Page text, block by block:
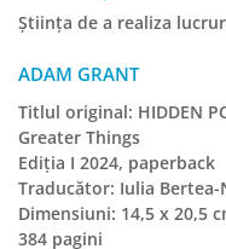
Știința de a realiza
ADAM GRANT
Titlul original: HIDDEN
Greater Things
Ediția I 2024, paperback
Traducător: Iulia Bertea-
Dimensiuni: 14,5 x 20,5
384 pagini